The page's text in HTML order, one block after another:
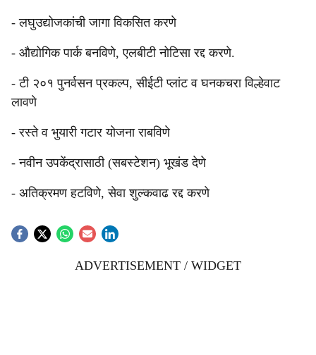
- लघुउद्योजकांची जागा विकसित करणे
- औद्योगिक पार्क बनविणे, एलबीटी नोटिसा रद्द करणे.
- टी २०१ पुनर्वसन प्रकल्प, सीईटी प्लांट व घनकचरा विल्हेवाट
लावणे
- रस्ते व भुयारी गटार योजना राबविणे
- नवीन उपकेंद्रासाठी (सबस्टेशन) भूखंड देणे
- अतिक्रमण हटविणे, सेवा शुल्कवाढ रद्द करणे
ADVERTISEMENT / WIDGET